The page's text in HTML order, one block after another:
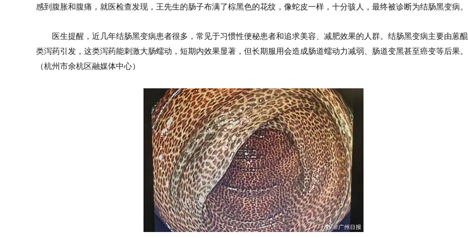
感到腹胀和腹痛，就医检查发现，王先生的肠子布满了棕黑色的花纹，像蛇皮一样，十分骇人，最终被诊断为结肠黑变病。
医生提醒，近几年结肠黑变病患者很多，常见于习惯性便秘患者和追求美容、减肥效果的人群。结肠黑变病主要由蒽醌
类泻药引发，这类泻药能刺激大肠蠕动，短期内效果显著，但长期服用会造成肠道蠕动力减弱、肠道变黑甚至癌变等后果。
（杭州市余杭区融媒体中心）